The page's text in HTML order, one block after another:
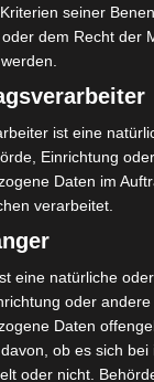
(93)
seiner
dem Recht der
ist eine
Einrichtung
Daten im
verarbeitet.
eine natürliche
oder
Daten
ob es sich bei
oder nicht.